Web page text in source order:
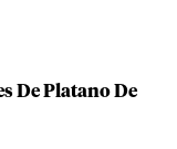
De Platano De